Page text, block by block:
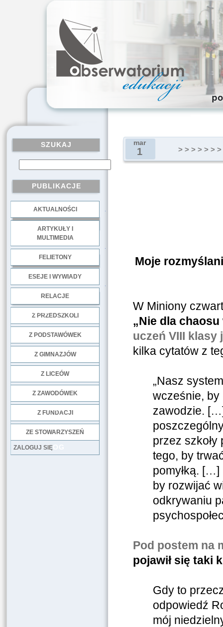
SZUKAJ
PUBLIKACJE
AKTUALNOŚCI
ARTYKUŁY I
MULTIMEDIA
FELIETONY
ESEJE I WYWIADY
RELACJE
Z PRZEDSZKOLI
Z PODSTAWÓWEK
Z GIMNAZJÓW
Z LICEÓW
Z ZAWODÓWEK
Z FUNDACJI
ZE STOWARZYSZEŃ
LOG
ZALOGUJ SIĘ
mar
1 > > > > > >
Moje
W Miniony
„Nie dla chaosu
uczeń VIII
kilka cytatów z
„Nasz
wcześnie, by
zawodzie.
przez
tego, by
pomyłką.
by rozwijać
odkrywaniu
Pod postem na
pojawił się taki
Gdy to
odpowiedź
mój